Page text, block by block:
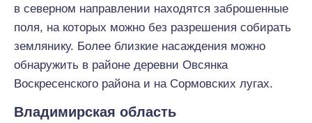
в северном направлении находятся заброшенные
поля, на которых можно без разрешения собирать
землянику. Более близкие насаждения можно
обнаружить в районе деревни Овсянка
Воскресенского района и на Сормовских лугах.
Владимирская область